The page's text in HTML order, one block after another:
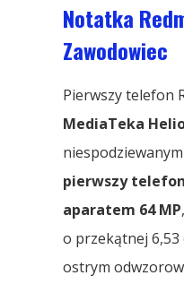
Notatka
Zawodowiec
Pierwszy telefon
MediaTeka
pierwszy
aparatem 64 MP
o przekątnej 6,53
ostrym